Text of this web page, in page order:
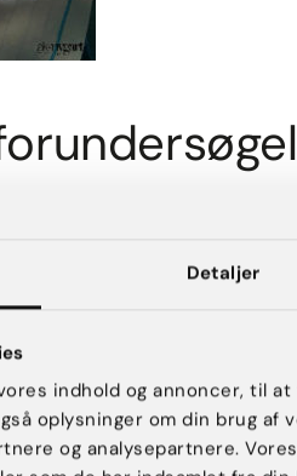
Detaljer
indhold og annoncer, til
oplysninger om din brug
og analysepartnere.
du kommer ind til en gratis
og du har mulighed for at
dig med dine sved-
Book konsultation